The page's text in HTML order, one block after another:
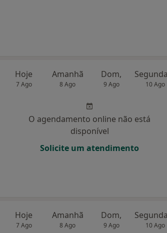
Hoje
7 Ago
Amanhã
8 Ago
Dom,
9 Ago 10 Ago
O agendamento online não está
disponível
Solicite um atendimento
Hoje
7 Ago
Amanhã
8 Ago
Dom,
9 Ago 10 Ago